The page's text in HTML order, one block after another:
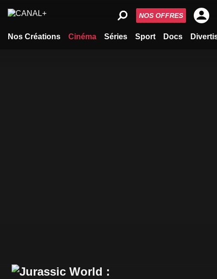
Nos Créations Cinéma Séries Sport Docs
NOS OFFRES